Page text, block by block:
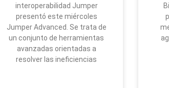
interoperabilidad Jumper
presentó este miércoles
Jumper Advanced. Se trata de
un conjunto de herramientas
avanzadas orientadas a
resolver las ineficiencias